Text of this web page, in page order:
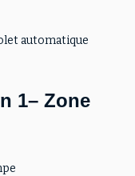
automatique
1– Zone